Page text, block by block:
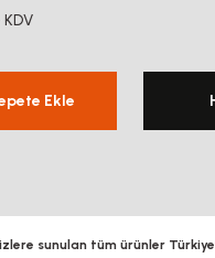
Ekle
sunulan tüm ürünler